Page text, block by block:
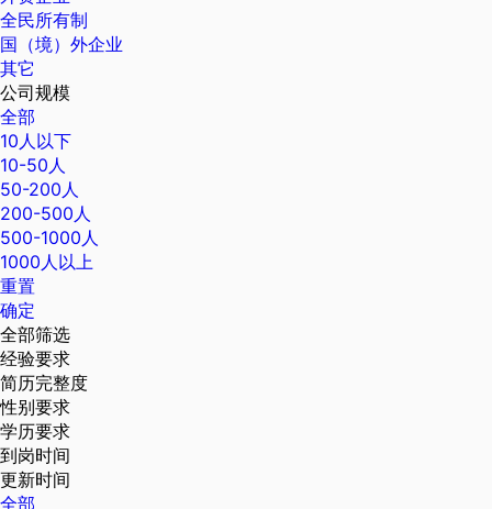
全民所有制
国（境）外企业
其它
公司规模
全部
10人以下
10-50人
50-200人
200-500人
500-1000人
1000人以上
重置
确定
全部筛选
经验要求
简历完整度
性别要求
学历要求
到岗时间
更新时间
全部